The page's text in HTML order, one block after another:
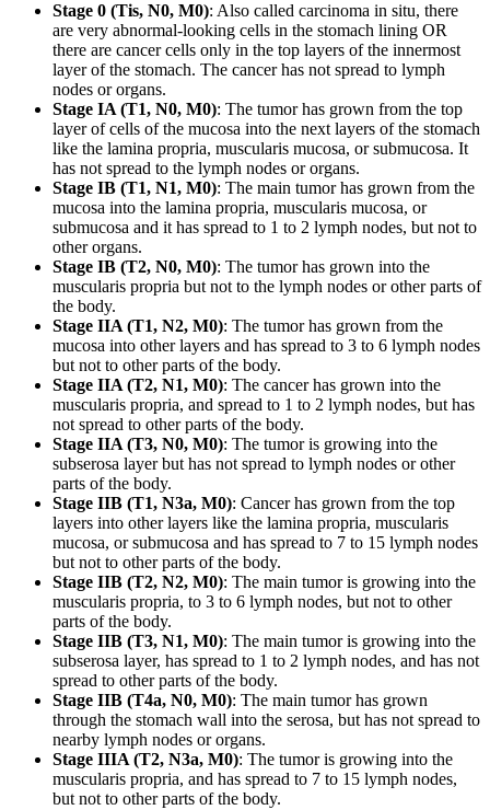
Stage 0 (Tis, N0, M0): Also called carcinoma in situ, there
are very abnormal-looking cells in the stomach lining OR
there are cancer cells only in the top layers of the innermost
layer of the stomach. The cancer has not spread to lymph
nodes or organs.
Stage IA (T1, N0, M0): The tumor has grown from the top
layer of cells of the mucosa into the next layers of the stomach
like the lamina propria, muscularis mucosa, or submucosa. It
has not spread to the lymph nodes or organs.
Stage IB (T1, N1, M0): The main tumor has grown from the
mucosa into the lamina propria, muscularis mucosa, or
submucosa and it has spread to 1 to 2 lymph nodes, but not to
other organs.
Stage IB (T2, N0, M0): The tumor has grown into the
muscularis propria but not to the lymph nodes or other parts of
the body.
Stage IIA (T1, N2, M0): The tumor has grown from the
mucosa into other layers and has spread to 3 to 6 lymph nodes
but not to other parts of the body.
Stage IIA (T2, N1, M0): The cancer has grown into the
muscularis propria, and spread to 1 to 2 lymph nodes, but has
not spread to other parts of the body.
Stage IIA (T3, N0, M0): The tumor is growing into the
subserosa layer but has not spread to lymph nodes or other
parts of the body.
Stage IIB (T1, N3a, M0): Cancer has grown from the top
layers into other layers like the lamina propria, muscularis
mucosa, or submucosa and has spread to 7 to 15 lymph nodes
but not to other parts of the body.
Stage IIB (T2, N2, M0): The main tumor is growing into the
muscularis propria, to 3 to 6 lymph nodes, but not to other
parts of the body.
Stage IIB (T3, N1, M0): The main tumor is growing into the
subserosa layer, has spread to 1 to 2 lymph nodes, and has not
spread to other parts of the body.
Stage IIB (T4a, N0, M0): The main tumor has grown
through the stomach wall into the serosa, but has not spread to
nearby lymph nodes or organs.
Stage IIIA (T2, N3a, M0): The tumor is growing into the
muscularis propria, and has spread to 7 to 15 lymph nodes,
but not to other parts of the body.